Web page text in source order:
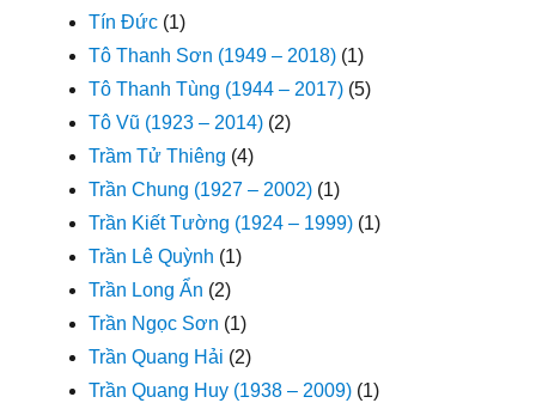
Tín Đức (1)
Tô Thanh Sơn (1949 – 2018) (1)
Tô Thanh Tùng (1944 – 2017) (5)
Tô Vũ (1923 – 2014) (2)
Trầm Tử Thiêng (4)
Trần Chung (1927 – 2002) (1)
Trần Kiết Tường (1924 – 1999) (1)
Trần Lê Quỳnh (1)
Trần Long Ẩn (2)
Trần Ngọc Sơn (1)
Trần Quang Hải (2)
Trần Quang Huy (1938 – 2009) (1)